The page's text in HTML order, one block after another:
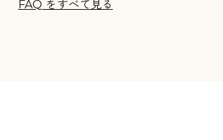
FAQ をすべて見る